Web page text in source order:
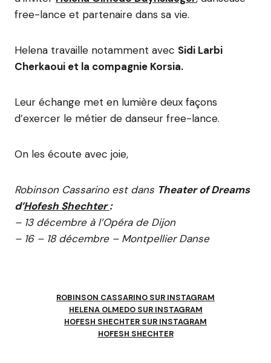
free-lance et partenaire dans sa vie.
Helena travaille notamment avec Sidi Larbi
Cherkaoui et la compagnie Korsia.
Leur échange met en lumière deux façons
d’exercer le métier de danseur free-lance.
On les écoute avec joie,
Robinson Cassarino est dans Theater of Dreams
d’Hofesh Shechter:
– 13 décembre à l’Opéra de Dijon
– 16 – 18 décembre – Montpellier Danse
ROBINSON CASSARINO SUR INSTAGRAM
HELENA OLMEDO SUR INSTAGRAM
HOFESH SHECHTER SUR INSTAGRAM
HOFESH SHECHTER